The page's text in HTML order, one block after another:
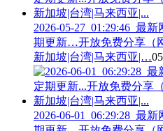
2026-05-27_01:29:46_最
期更新…开放免费分享（
新加坡|台湾|马来西亚|…
2026-06-01_06:29:28_最